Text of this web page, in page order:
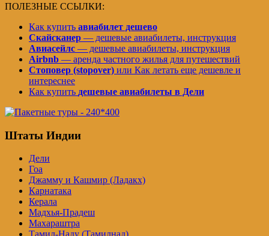
ПОЛЕЗНЫЕ ССЫЛКИ:
Как купить авиабилет дешево
Скайсканер — дешевые авиабилеты, инструкция
Авиасейлс — дешевые авиабилеты, инструкция
Airbnb — аренда частного жилья для путешествий
Стоповер (stopover) или Как летать еще дешевле и
интереснее
Как купить дешевые авиабилеты в Дели
Штаты Индии
Дели
Гоа
Джамму и Кашмир (Ладакх)
Карнатака
Керала
Мадхья-Прадеш
Махараштра